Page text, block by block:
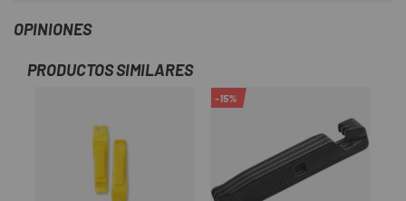
OPINIONES
PRODUCTOS SIMILARES
-15%